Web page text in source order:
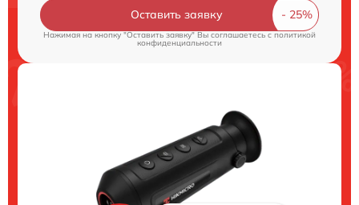
Оставить заявку
Нажимая на кнопку "Оставить заявку" Вы соглашаетесь cполитикой
конфиденциальности